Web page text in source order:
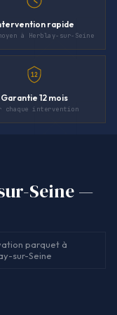
rapide
à Herblay-sur-Seine
12
Garantie 12 mois
chaque intervention
Seine —
parquet à
sur-Seine